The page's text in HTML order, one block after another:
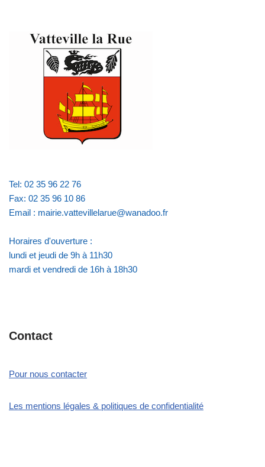
Tel: 02 35 96 22 76
Fax: 02 35 96 10 86
Email : mairie.vattevillelarue@wanadoo.fr
Horaires d'ouverture :
lundi et jeudi de 9h à 11h30
mardi et vendredi de 16h à 18h30
Contact
Pour nous contacter
Les mentions légales & politiques de confidentialité